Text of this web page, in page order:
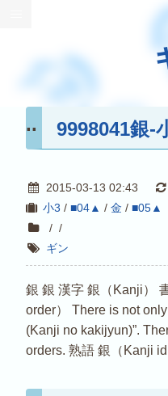
9998041銀-
2015-03-13 02:43
小3 / ■04▲ / 金 / ■05▲
/ /
ギン
銀 銀 漢字 銀（Kanji）
order） There is not
(Kanji no kakijyun)”.
orders. 熟語 銀（Kanji